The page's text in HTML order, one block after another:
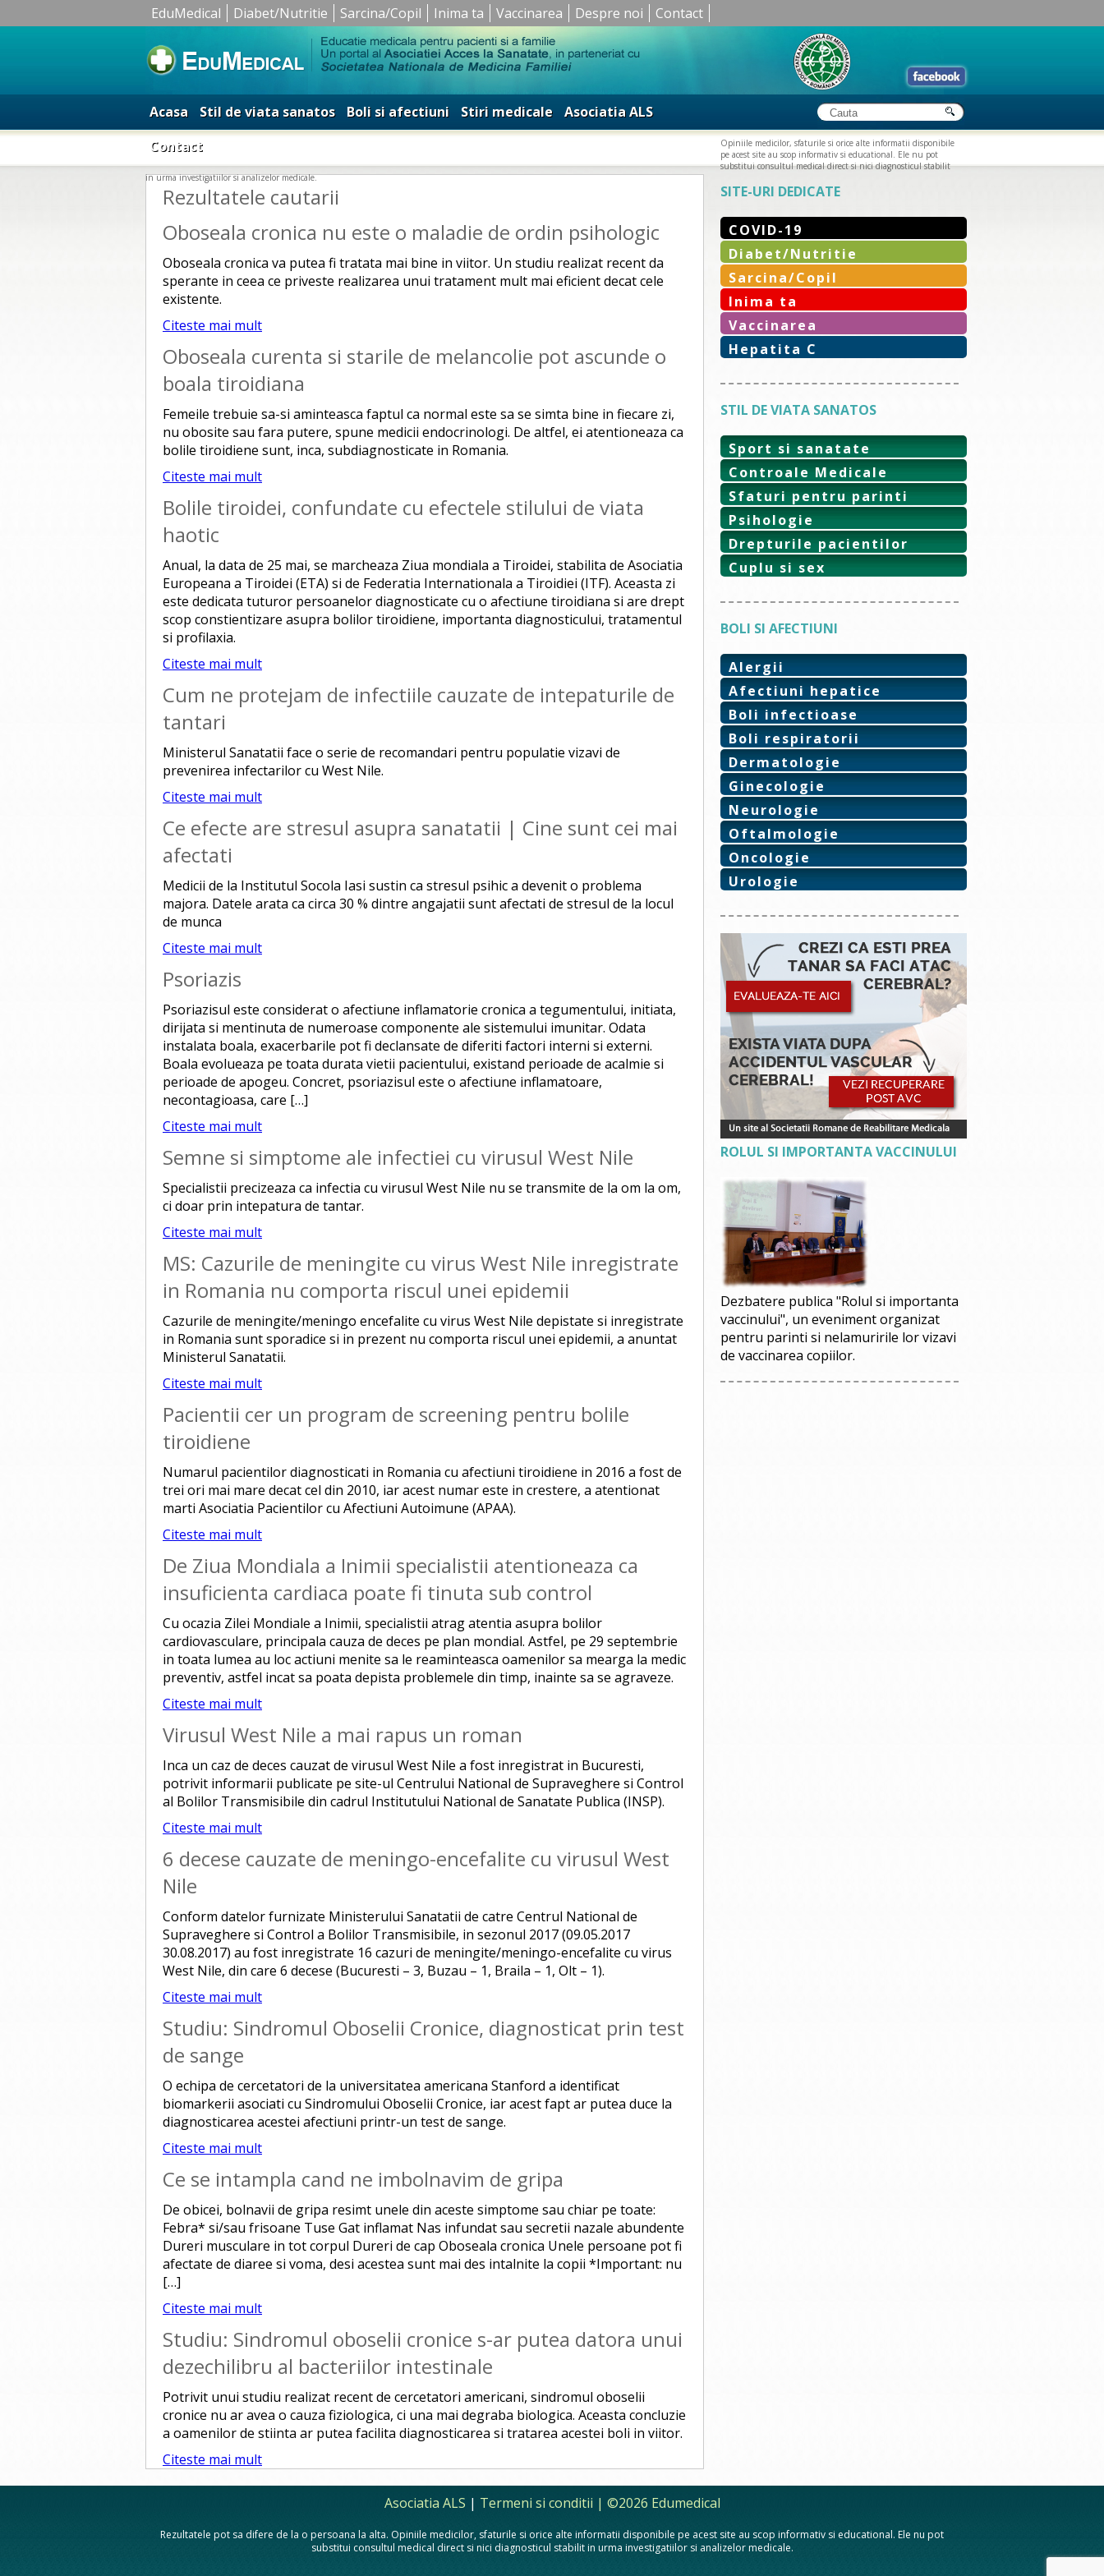
EduMedical Diabet/Nutritie Sarcina/Copil Inima ta Vaccinarea Despre noi Contact
Acasa Stil de viata sanatos Boli si afectiuni Stiri medicale
Asociatia ALS
Contact
Opiniile medicilor, sfaturile si orice alte informatii disponibile
pe acest site au scop informativ si educational. Ele nu pot
substitui consultul medical direct si nici diagnosticul stabilit
in urma investigatiilor si analizelor medicale.
Rezultatele cautarii
Oboseala cronica nu este o maladie de ordin psihologic
Oboseala cronica va putea fi tratata mai bine in viitor. Un studiu realizat recent da
sperante in ceea ce priveste realizarea unui tratament mult mai eficient decat cele
existente.
Citeste mai mult
Oboseala curenta si starile de melancolie pot ascunde o
boala tiroidiana
Femeile trebuie sa-si aminteasca faptul ca normal este sa se simta bine in fiecare zi,
nu obosite sau fara putere, spune medicii endocrinologi. De altfel, ei atentioneaza ca
bolile tiroidiene sunt, inca, subdiagnosticate in Romania.
Citeste mai mult
Bolile tiroidei, confundate cu efectele stilului de viata
haotic
Anual, la data de 25 mai, se marcheaza Ziua mondiala a Tiroidei, stabilita de Asociatia
Europeana a Tiroidei (ETA) si de Federatia Internationala a Tiroidiei (ITF). Aceasta zi
este dedicata tuturor persoanelor diagnosticate cu o afectiune tiroidiana si are drept
scop constientizare asupra bolilor tiroidiene, importanta diagnosticului, tratamentul
si profilaxia.
Citeste mai mult
Cum ne protejam de infectiile cauzate de intepaturile de
tantari
Ministerul Sanatatii face o serie de recomandari pentru populatie vizavi de
prevenirea infectarilor cu West Nile.
Citeste mai mult
Ce efecte are stresul asupra sanatatii | Cine sunt cei mai
afectati
Medicii de la Institutul Socola Iasi sustin ca stresul psihic a devenit o problema
majora. Datele arata ca circa 30 % dintre angajatii sunt afectati de stresul de la locul
de munca
Citeste mai mult
Psoriazis
Psoriazisul este considerat o afectiune inflamatorie cronica a tegumentului, initiata,
dirijata si mentinuta de numeroase componente ale sistemului imunitar. Odata
instalata boala, exacerbarile pot fi declansate de diferiti factori interni si externi.
Boala evolueaza pe toata durata vietii pacientului, existand perioade de acalmie si
perioade de apogeu. Concret, psoriazisul este o afectiune inflamatoare,
necontagioasa, care […]
Citeste mai mult
Semne si simptome ale infectiei cu virusul West Nile
Specialistii precizeaza ca infectia cu virusul West Nile nu se transmite de la om la om,
ci doar prin intepatura de tantar.
Citeste mai mult
MS: Cazurile de meningite cu virus West Nile inregistrate
in Romania nu comporta riscul unei epidemii
Cazurile de meningite/meningo encefalite cu virus West Nile depistate si inregistrate
in Romania sunt sporadice si in prezent nu comporta riscul unei epidemii, a anuntat
Ministerul Sanatatii.
Citeste mai mult
Pacientii cer un program de screening pentru bolile
tiroidiene
Numarul pacientilor diagnosticati in Romania cu afectiuni tiroidiene in 2016 a fost de
trei ori mai mare decat cel din 2010, iar acest numar este in crestere, a atentionat
marti Asociatia Pacientilor cu Afectiuni Autoimune (APAA).
Citeste mai mult
De Ziua Mondiala a Inimii specialistii atentioneaza ca
insuficienta cardiaca poate fi tinuta sub control
Cu ocazia Zilei Mondiale a Inimii, specialistii atrag atentia asupra bolilor
cardiovasculare, principala cauza de deces pe plan mondial. Astfel, pe 29 septembrie
in toata lumea au loc actiuni menite sa le reaminteasca oamenilor sa mearga la medic
preventiv, astfel incat sa poata depista problemele din timp, inainte sa se agraveze.
Citeste mai mult
Virusul West Nile a mai rapus un roman
Inca un caz de deces cauzat de virusul West Nile a fost inregistrat in Bucuresti,
potrivit informarii publicate pe site-ul Centrului National de Supraveghere si Control
al Bolilor Transmisibile din cadrul Institutului National de Sanatate Publica (INSP).
Citeste mai mult
6 decese cauzate de meningo-encefalite cu virusul West
Nile
Conform datelor furnizate Ministerului Sanatatii de catre Centrul National de
Supraveghere si Control a Bolilor Transmisibile, in sezonul 2017 (09.05.2017
30.08.2017) au fost inregistrate 16 cazuri de meningite/meningo-encefalite cu virus
West Nile, din care 6 decese (Bucuresti – 3, Buzau – 1, Braila – 1, Olt – 1).
Citeste mai mult
Studiu: Sindromul Oboselii Cronice, diagnosticat prin test
de sange
O echipa de cercetatori de la universitatea americana Stanford a identificat
biomarkerii asociati cu Sindromului Oboselii Cronice, iar acest fapt ar putea duce la
diagnosticarea acestei afectiuni printr-un test de sange.
Citeste mai mult
Ce se intampla cand ne imbolnavim de gripa
De obicei, bolnavii de gripa resimt unele din aceste simptome sau chiar pe toate:
Febra* si/sau frisoane Tuse Gat inflamat Nas infundat sau secretii nazale abundente
Dureri musculare in tot corpul Dureri de cap Oboseala cronica Unele persoane pot fi
afectate de diaree si voma, desi acestea sunt mai des intalnite la copii *Important: nu
[…]
Citeste mai mult
Studiu: Sindromul oboselii cronice s-ar putea datora unui
dezechilibru al bacteriilor intestinale
Potrivit unui studiu realizat recent de cercetatori americani, sindromul oboselii
cronice nu ar avea o cauza fiziologica, ci una mai degraba biologica. Aceasta concluzie
a oamenilor de stiinta ar putea facilita diagnosticarea si tratarea acestei boli in viitor.
Citeste mai mult
SITE-URI DEDICATE
COVID-19
Diabet/Nutritie
Sarcina/Copil
Inima ta
Vaccinarea
Hepatita C
STIL DE VIATA SANATOS
Sport si sanatate
Controale Medicale
Sfaturi pentru parinti
Psihologie
Drepturile pacientilor
Cuplu si sex
BOLI SI AFECTIUNI
Alergii
Afectiuni hepatice
Boli infectioase
Boli respiratorii
Dermatologie
Ginecologie
Neurologie
Oftalmologie
Oncologie
Urologie
ROLUL SI IMPORTANTA VACCINULUI
Dezbatere publica "Rolul si importanta
vaccinului", un eveniment organizat
pentru parinti si nelamuririle lor vizavi
de vaccinarea copiilor.
Asociatia ALS | Termeni si conditii | ©2026 Edumedical
Rezultatele pot sa difere de la o persoana la alta. Opiniile medicilor, sfaturile si orice alte informatii disponibile pe acest site au scop informativ si educational. Ele nu pot
substitui consultul medical direct si nici diagnosticul stabilit in urma investigatiilor si analizelor medicale.